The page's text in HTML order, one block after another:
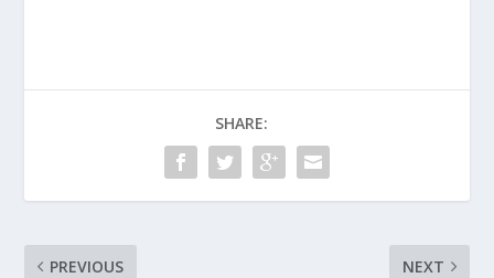
SHARE:
PREVIOUS NEXT